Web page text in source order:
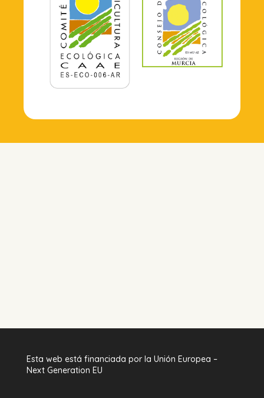
Esta web está financiada por la Unión Europea –
Next Generation EU